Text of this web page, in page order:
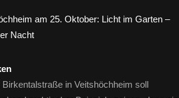
in Veitshöchheim soll